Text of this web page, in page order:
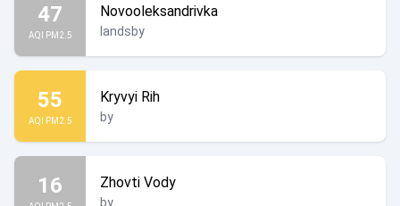
47
AQI PM2.5
Novooleksandrivka
landsby
55
AQI PM2.5
Kryvyi Rih
by
16 Zhovti Vody
by